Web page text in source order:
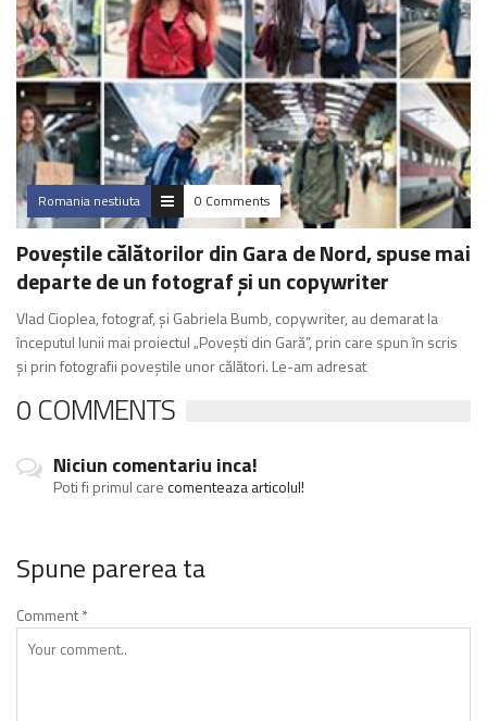
Romania nestiuta 0 Comments
Poveștile călătorilor din Gara de Nord, spuse mai
departe de un fotograf și un copywriter
Vlad Cioplea, fotograf, și Gabriela Bumb, copywriter, au demarat la
începutul lunii mai proiectul „Povești din Gară”, prin care spun în scris
și prin fotografii poveștile unor călători. Le-am adresat
0 COMMENTS
Niciun comentariu inca!
Poti fi primul carecomenteaza articolul!
Spune parerea ta
Comment*